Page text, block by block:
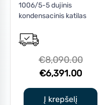
1006/5-5 dujinis
kondensacinis katilas
€8,090.00Original
was:
€6,391.00Current
price
Į krepšelį